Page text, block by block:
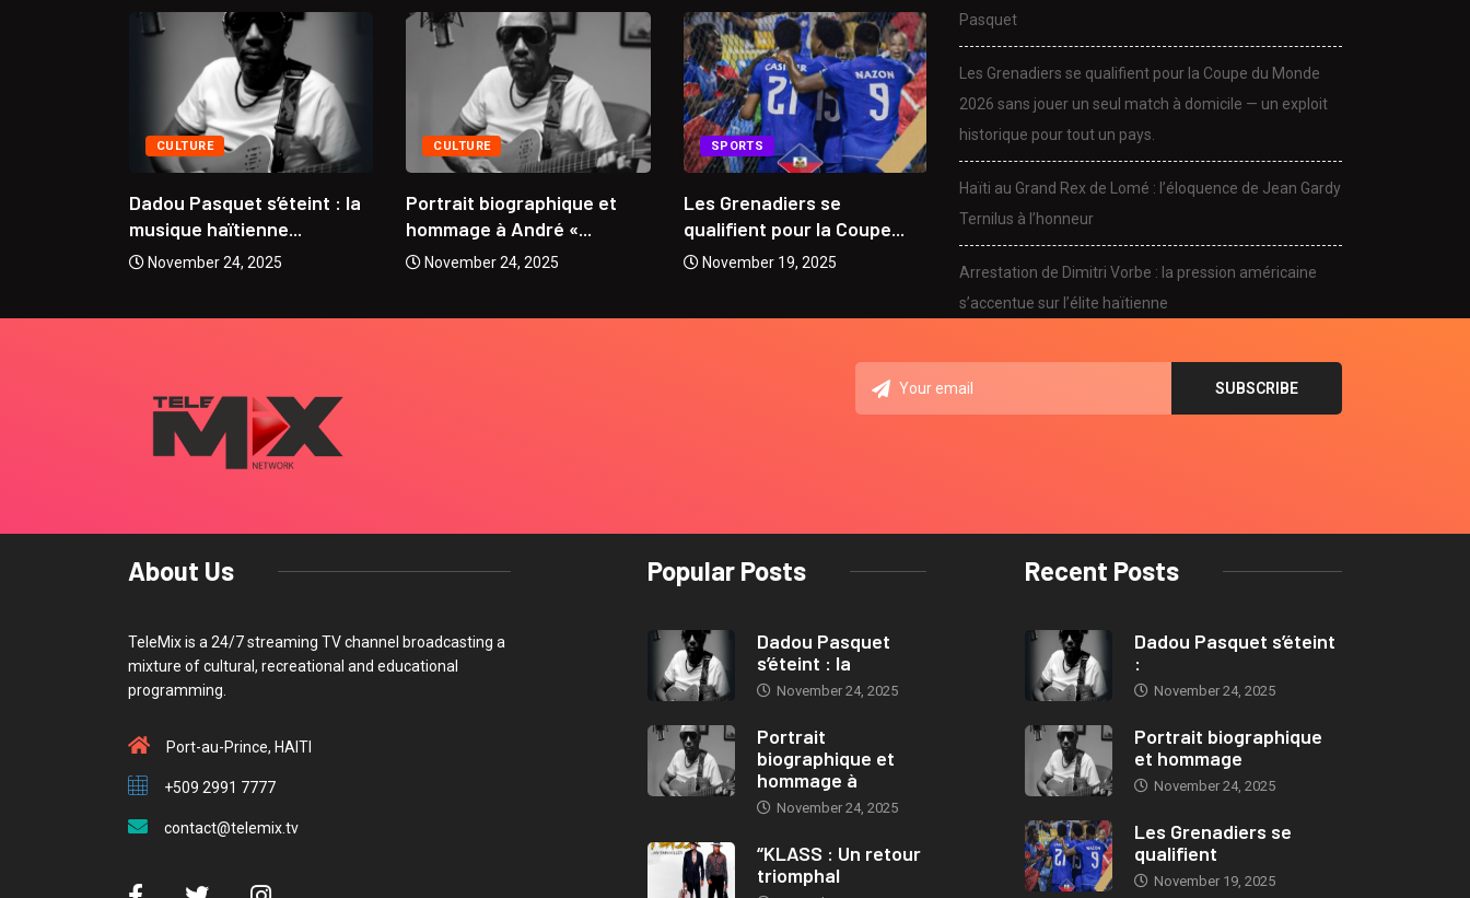
CULTURE
Dadou Pasquet s’éteint : la
musique haïtienne...
November 24, 2025
CULTURE
Portrait biographique et
hommage à André «...
November 24, 2025
SPORTS
Les Grenadiers se
qualifient pour la Coupe...
November 19, 2025
CULTURE
musique haïtienne...
November 24, 2025
Portrait biographique et
November 24, 2025
Pasquet
Les Grenadiers se qualifient pour la Coupe du Monde
2026 sans jouer un seul match à domicile — un exploit
historique pour tout un pays.
Haïti au Grand Rex de Lomé : l’éloquence de Jean Gardy
Ternilus à l’honneur
Arrestation de Dimitri Vorbe : la pression américaine
s’accentue sur l’élite haïtienne
About Us
TeleMix is a 24/7 streaming TV channel broadcasting a
mixture of cultural, recreational and educational
programming.
Port-au-Prince, HAITI
+509 2991 7777
contact@telemix.tv
Popular Posts
Dadou Pasquet
s’éteint : la
November 24, 2025
Portrait
biographique et
hommage à
November 24, 2025
“KLASS : Un retour
triomphal
Recent Posts
Dadou Pasquet s’éteint
:
November 24, 2025
Portrait biographique
et hommage
November 24, 2025
Les Grenadiers se
qualifient
November 19, 2025